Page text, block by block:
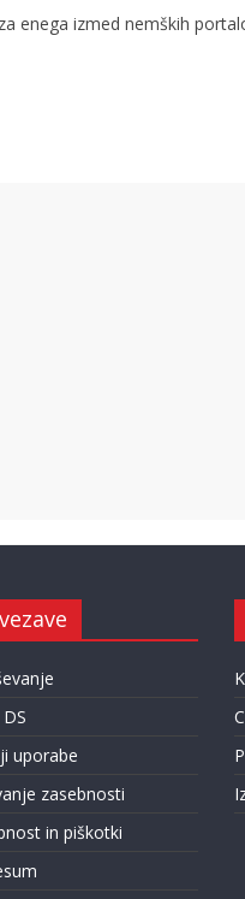
enega izmed nemških
uporabe
zasebnosti
in piškotki